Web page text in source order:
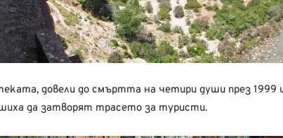
довели до смъртта на четири души през 1999
да затворят трасето за туристи.